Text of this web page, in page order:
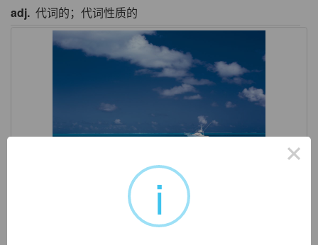
adj. 代词的；代词性质的
/ 3
×
i